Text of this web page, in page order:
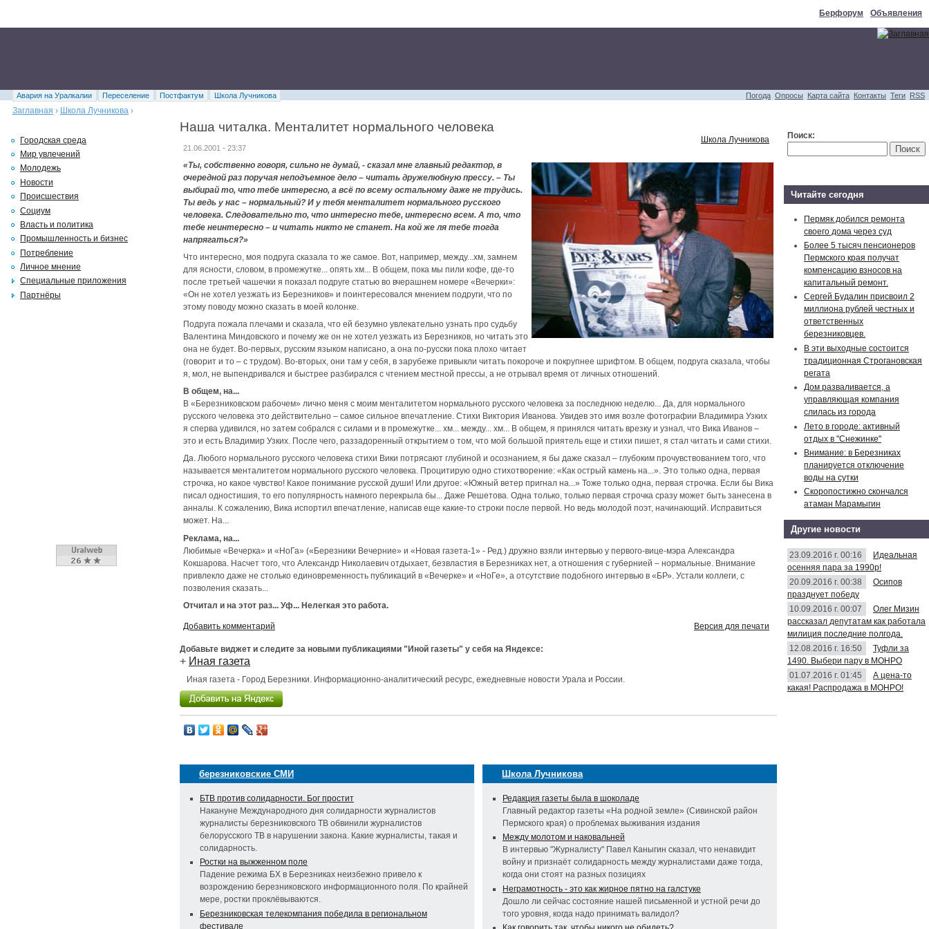
Берфорум Объявления
Погода Опросы Карта сайта Контакты Теги RSS
Авария на Уралкалии Переселение Постфактум
Школа Лучникова
Заглавная › Школа Лучникова ›
Наша читалка. Менталитет нормального человека
Школа Лучникова
21.06.2001 - 23:37
«Ты, собственно говоря, сильно не думай, - сказал мне главный редактор, в
очередной раз поручая неподъемное дело – читать дружелюбную прессу. – Ты
выбирай то, что тебе интересно, а всё по всему остальному даже не трудись.
Ты ведь у нас – нормальный? И у тебя менталитет нормального русского
человека. Следовательно то, что интересно тебе, интересно всем. А то, что
тебе неинтересно – и читать никто не станет. На кой же ля тебе тогда
напрягаться?»
Что интересно, моя подруга сказала то же самое. Вот, например, между...хм, замнем
для ясности, словом, в промежутке... опять хм... В общем, пока мы пили кофе, где-то
после третьей чашечки я показал подруге статью во вчерашнем номере «Вечерки»:
«Он не хотел уезжать из Березников» и поинтересовался мнением подруги, что по
этому поводу можно сказать в моей колонке.
Подруга пожала плечами и сказала, что ей безумно увлекательно узнать про судьбу
Валентина Миндовского и почему же он не хотел уезжать из Березников, но читать это
она не будет. Во-первых, русским языком написано, а она по-русски пока плохо читает
(говорит и то – с трудом). Во-вторых, они там у себя, в зарубеже привыкли читать покороче и покрупнее шрифтом. В общем, подруга сказала, чтобы
я, мол, не выпендривался и быстрее разбирался с чтением местной прессы, а не отрывал время от личных отношений.
В общем, на...
В «Березниковском рабочем» лично меня с моим менталитетом нормального русского человека за последнюю неделю... Да, для нормального
русского человека это действительно – самое сильное впечатление. Стихи Виктория Иванова. Увидев это имя возле фотографии Владимира Узких
я сперва удивился, но затем собрался с силами и в промежутке... хм... между... хм... В общем, я принялся читать врезку и узнал, что Вика Иванов –
это и есть Владимир Узких. После чего, раззадоренный открытием о том, что мой большой приятель еще и стихи пишет, я стал читать и сами стихи.
Да. Любого нормального русского человека стихи Вики потрясают глубиной и осознанием, я бы даже сказал – глубоким прочувствованием того, что
называется менталитетом нормального русского человека. Процитирую одно стихотворение: «Как острый камень на...». Это только одна, первая
строчка, но какое чувство! Какое понимание русской души! Или другое: «Южный ветер пригнал на...» Тоже только одна, первая строчка. Если бы Вика
писал одностишия, то его популярность намного перекрыла бы... Даже Решетова. Одна только, только первая строчка сразу может быть занесена в
анналы. К сожалению, Вика испортил впечатление, написав еще какие-то строки после первой. Но ведь молодой поэт, начинающий. Исправиться
может. На...
Реклама, на...
Любимые «Вечерка» и «НоГа» («Березники Вечерние» и «Новая газета-1» - Ред.) дружно взяли интервью у первого-вице-мэра Александра
Кокшарова. Насчет того, что Александр Николаевич отдыхает, безвластия в Березниках нет, а отношения с губернией – нормальные. Внимание
привлекло даже не столько единовременность публикаций в «Вечерке» и «НоГе», а отсутствие подобного интервью в «БР». Устали коллеги, с
позволения сказать...
Отчитал и на этот раз... Уф... Нелегкая это работа.
Добавить комментарий Версия для печати
Добавьте виджет и следите за новыми публикациями "Иной газеты" у себя на Яндексе:
+ Иная газета
Иная газета - Город Березники. Информационно-аналитический ресурс, ежедневные новости Урала и России.
березниковские СМИ
БТВ против солидарности. Бог простит
Накануне Международного дня солидарности журналистов
журналисты березниковского ТВ обвинили журналистов
белорусского ТВ в нарушении закона. Какие журналисты, такая и
солидарность.
Ростки на выжженном поле
Падение режима БХ в Березниках неизбежно привело к
возрождению березниковского информационного поля. По крайней
мере, ростки проклёвываются.
Березниковская телекомпания победила в региональном
фестивале
Школа Лучникова
Редакция газеты была в шоколаде
Главный редактор газеты «На родной земле» (Сивинской район
Пермского края) о проблемах выживания издания
Между молотом и наковальней
В интервью "Журналисту" Павел Каныгин сказал, что ненавидит
войну и признаёт солидарность между журналистами даже тогда,
когда они стоят на разных позициях
Неграмотность - это как жирное пятно на галстуке
Дошло ли сейчас состояние нашей письменной и устной речи до
того уровня, когда надо принимать валидол?
Городская среда
Мир увлечений
Молодежь
Новости
Происшествия
Социум
Власть и политика
Промышленность и бизнес
Потребление
Личное мнение
Специальные приложения
Партнёры
Поиск:
Читайте сегодня
Пермяк добился ремонта
своего дома через суд
Более 5 тысяч пенсионеров
Пермского края получат
компенсацию взносов на
капитальный ремонт.
Сергей Будалин присвоил 2
миллиона рублей честных и
ответственных
березниковцев.
В эти выходные состоится
традиционная Строгановская
регата
Дом разваливается, а
управляющая компания
слилась из города
Лето в городе: активный
отдых в "Снежинке"
Внимание: в Березниках
планируется отключение
воды на сутки
Скоропостижно скончался
атаман Марамыгин
Другие новости
23.09.2016 г. 00:16
Идеальная
осенняя пара за 1990р!
20.09.2016 г. 00:38
Осипов
празднует победу
10.09.2016 г. 00:07
Олег Мизин
рассказал депутатам как работала
милиция последние полгода.
12.08.2016 г. 16:50
Туфли за
1490. Выбери пару в МОНРО
01.07.2016 г. 01:45
А цена-то
какая! Распродажа в МОНРО!